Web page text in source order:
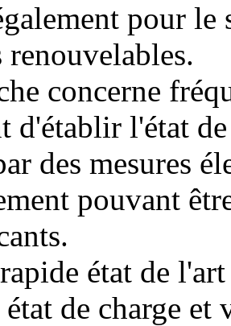
pour le
renouvelables.
concerne
d'établir l'état
des mesures
pouvant
état de
de charge